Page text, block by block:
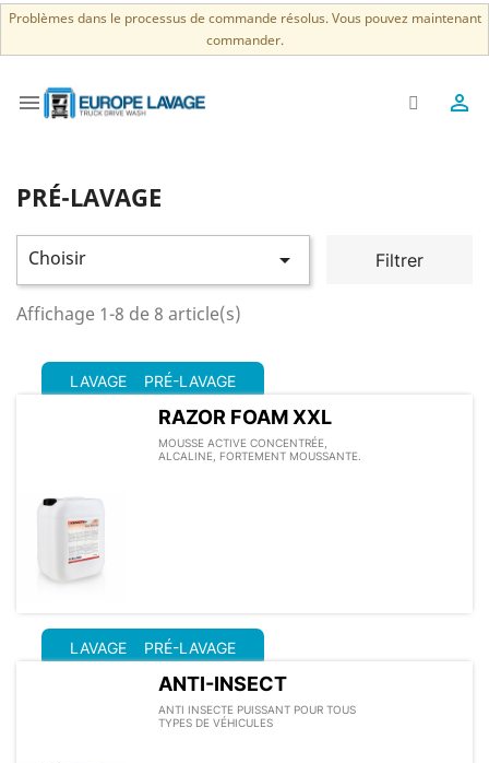
Problèmes dans le processus de commande résolus. Vous pouvez maintenant
commander.
 
PRÉ-LAVAGE
Choisir  Filtrer
Affichage 1-8 de 8 article(s)
LAVAGE PRÉ-LAVAGE
RAZOR FOAM XXL
MOUSSE ACTIVE CONCENTRÉE,
ALCALINE, FORTEMENT MOUSSANTE.
LAVAGE PRÉ-LAVAGE
ANTI-INSECT
ANTI INSECTE PUISSANT POUR TOUS
TYPES DE VÉHICULES